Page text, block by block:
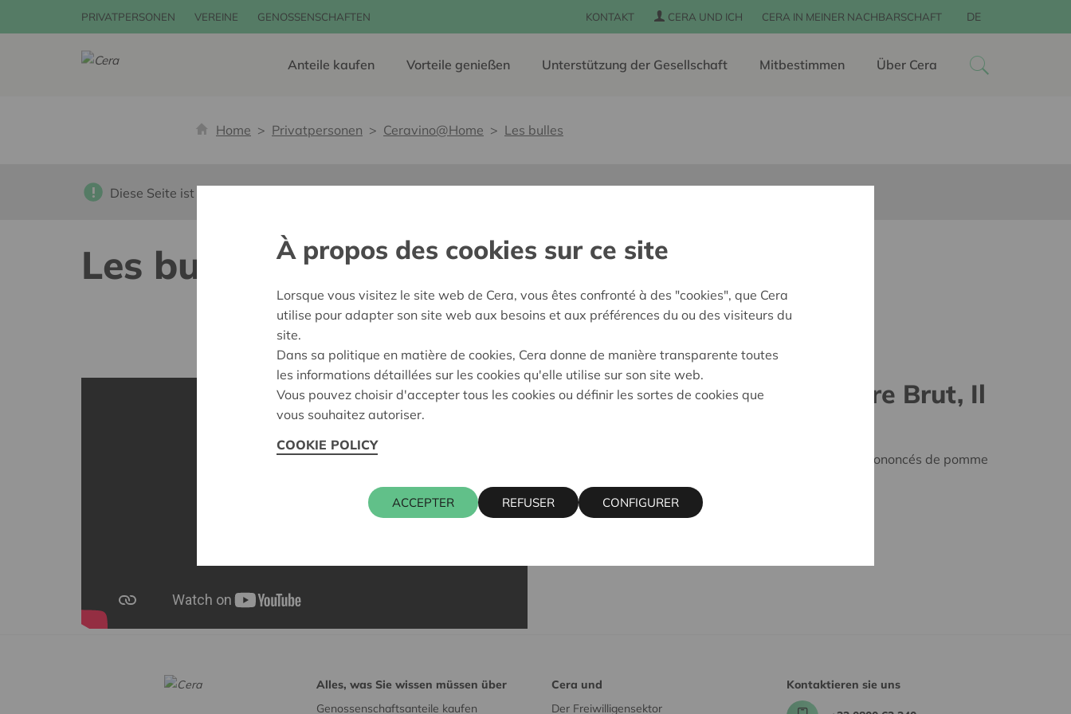
PRIVATPERSONEN VEREINE GENOSSENSCHAFTEN KONTAKT CERA UND ICH CERA IN MEINER NACHBARSCHAFT DE
Anteile kaufen Vorteile genießen Unterstützung der Gesellschaft Mitbestimmen Über Cera
Home Privatpersonen Ceravino@Home Les bulles
Diese Seite ist nicht ins Deutsche übersetzt
Les bulles
1. Prosecco Superiore Brut, Il
Une belle robe jaune clair. Des arômes prononcés de pomme
Lire la fiche descriptive
Alles, was Sie wissen müssen über
Genossenschaftsanteile kaufen
Cera und
Der Freiwilligensektor
Kontaktieren sie uns
À propos des cookies sur ce site
Lorsque vous visitez le site web de Cera, vous êtes confronté à des "cookies", que Cera
utilise pour adapter son site web aux besoins et aux préférences du ou des visiteurs du
site.
Dans sa politique en matière de cookies, Cera donne de manière transparente toutes
les informations détaillées sur les cookies qu'elle utilise sur son site web.
Vous pouvez choisir d'accepter tous les cookies ou définir les sortes de cookies que
vous souhaitez autoriser.
COOKIE POLICY
ACCEPTER REFUSER CONFIGURER